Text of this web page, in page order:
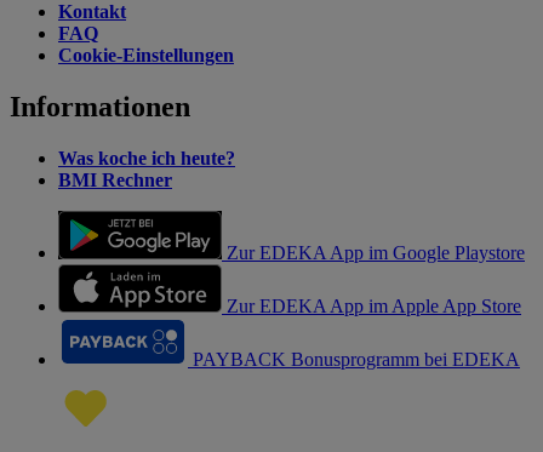
Kontakt
FAQ
Cookie-Einstellungen
Informationen
Was koche ich heute?
BMI Rechner
Zur EDEKA App im Google Playstore
Zur EDEKA App im Apple App Store
PAYBACK Bonusprogramm bei EDEKA